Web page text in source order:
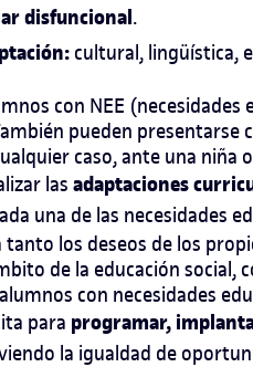
disfuncional.
cultural, lingüística,
con NEE
pueden
caso, ante una niña
las adaptaciones
una de las necesidades
los deseos de los
de la educación social,
con necesidades
para programar,
la igualdad de